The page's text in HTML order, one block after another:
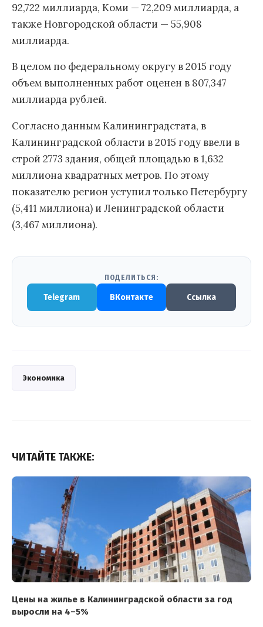
92,722 миллиарда, Коми — 72,209 миллиарда, а
также Новгородской области — 55,908
миллиарда.
В целом по федеральному округу в 2015 году
объем выполненных работ оценен в 807,347
миллиарда рублей.
Согласно данным Калининградстата, в
Калининградской области в 2015 году ввели в
строй 2773 здания, общей площадью в 1,632
миллиона квадратных метров. По этому
показателю регион уступил только Петербургу
(5,411 миллиона) и Ленинградской области
(3,467 миллиона).
ПОДЕЛИТЬСЯ:
Telegram ВКонтакте Ссылка
Экономика
ЧИТАЙТЕ ТАКЖЕ:
Цены на жилье в Калининградской области за год
выросли на 4–5%